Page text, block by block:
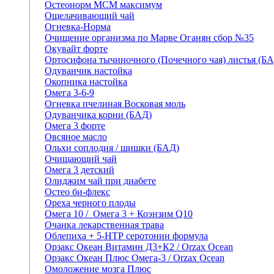
Остеонорм МСМ максимум
Ощелачивающий чай
Огневка-Норма
Очищение организма по Марве Оганян сбор №35
Окувайт форте
Ортосифона тычиночного (Почечного чая) листья
Одуванчик настойка
Окопника настойка
Омега 3-6-9
Огневка пчелиная Восковая моль
Одуванчика корни (БАД)
Омега 3 форте
Овсяное масло
Ольхи соплодия / шишки (БАД)
Очищающий чай
Омега 3 детский
Олиджим чай при диабете
Остео би-флекс
Ореха черного плоды
Омега 10 / Омега 3 + Коэнзим Q10
Очанка лекарственная трава
Облепиха + 5-НТР серотонин формула
Орзакс Океан Витамин Д3+К2 / Orzax Ocean
Орзакс Океан Плюс Омега-3 / Orzax Ocean
Омоложение мозга Плюс